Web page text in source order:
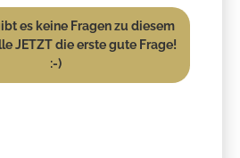
es keine Fragen zu diesem
JETZT die erste gute Frage!
:-)